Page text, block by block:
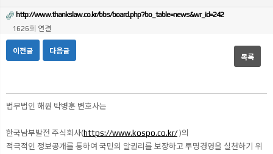
http://www.thankslaw.co.kr/bbs/board.php?bo_table=news&wr_id=242
1626회 연결
이전글 다음글
목록
본문
법무법인 해원 박병훈 변호사는
한국남부발전 주식회사(https://www.kospo.co.kr/)의
적극적인 정보공개를 통하여 국민의 알권리를 보장하고 투명경영을 실천하기 위